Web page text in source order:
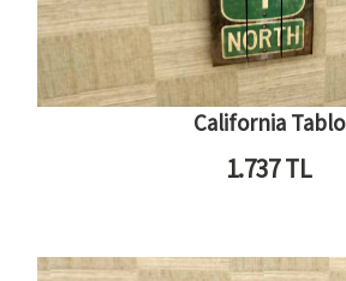
California Tablo
1.737TL